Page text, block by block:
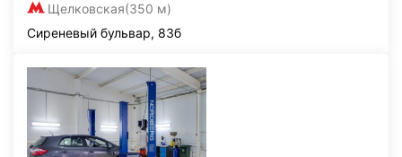
Щелковская(350 м)
Сиреневый бульвар, 83б